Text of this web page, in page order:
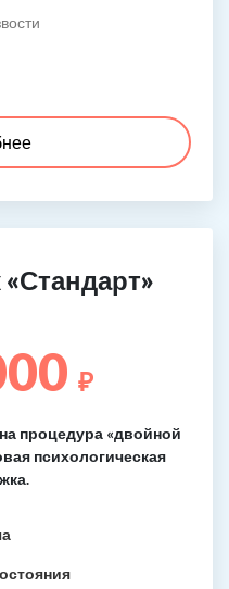
₽
процедура «двойной
психологическая